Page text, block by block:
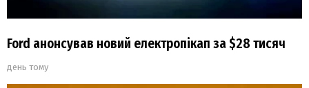
Ford анонсував новий електропікап за $28 тисяч
день тому